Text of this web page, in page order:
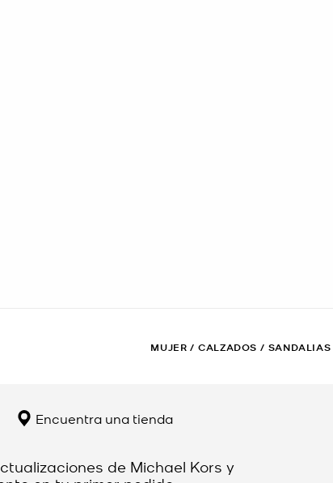
MUJER / CALZADOS / SANDALIAS
Encuentra una tienda
de Michael Kors y